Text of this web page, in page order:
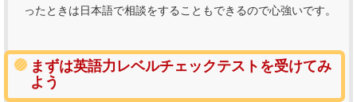
ったときは日本語で相談をすることもできるので心強いです。
まずは英語力レベルチェックテストを受けてみ
よう